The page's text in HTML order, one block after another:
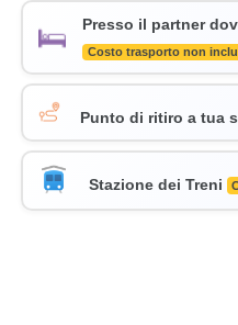
Presso il partner
Costo trasporto non
Punto di ritiro a tua
Stazione dei Treni